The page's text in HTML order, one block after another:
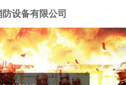
设备有限公司